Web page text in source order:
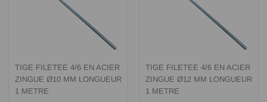
TIGE FILETEE 4/6 EN ACIER
ZINGUE Ø10 MM LONGUEUR
1 METRE
TIGE FILETEE 4/6 EN ACIER
ZINGUE Ø12 MM LONGUEUR
1 METRE